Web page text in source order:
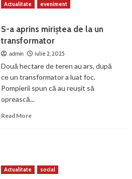
Actualitate eveniment
S-a aprins miriștea de la un
transformator
admin iulie 2, 2025
Două hectare de teren au ars, după
ce un transformator a luat foc.
Pompierii spun că au reușit să
oprească...
Read MoreRead
miriștea
Actualitate social